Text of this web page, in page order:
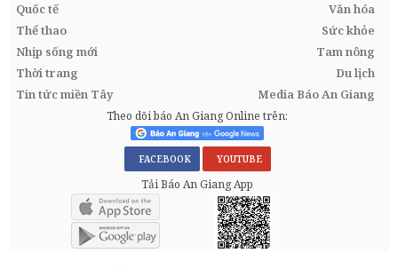
Quốc tế
Văn hóa
Thể thao
Sức khỏe
Nhịp sống mới
Tam nông
Thời trang
Du lịch
Tin tức miền Tây
Media Báo An Giang
Theo dõi báo An Giang Online trên:
FACEBOOK YOUTUBE
Tải Báo An Giang App